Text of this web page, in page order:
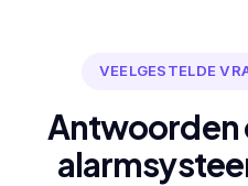
VEELGESTELDE
Antwoorden